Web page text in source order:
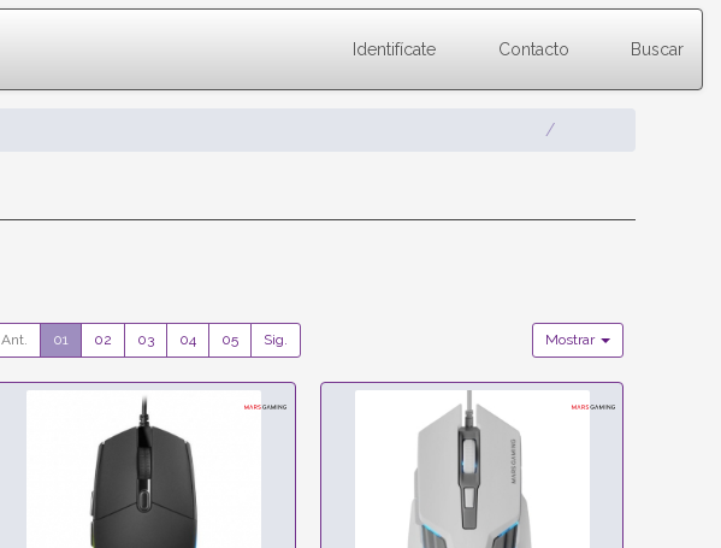
Identifícate Contacto Buscar
Ant. 01 02 03 04 05 Sig. Mostrar